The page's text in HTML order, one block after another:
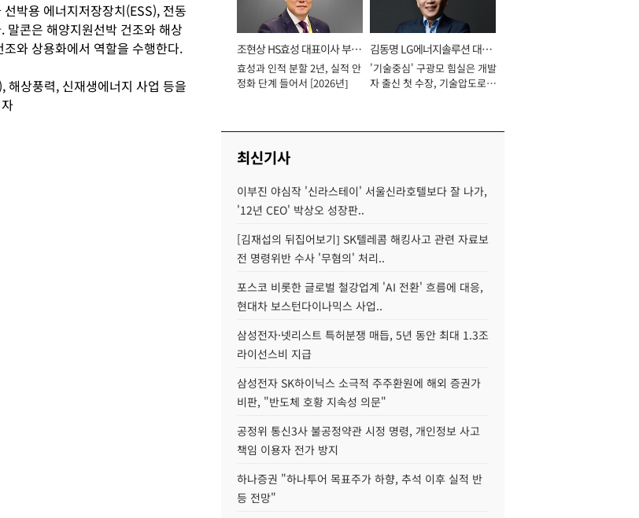
박용 에너지저장장치(ESS), 전동
말콘은 해양지원선박 건조와 해상
조와 상용화에서 역할을 수행한다.
해상풍력, 신재생에너지 사업 등을
조현상 HS효성 대표이사 부회
장
효성과 인적 분할 2년, 실적 안
정화 단계 들어서 [2026년]
김동명 LG에너지솔루션 대표
이사 사장
'기술중심' 구광모 힘실은 개발
자 출신 첫 수장, 기술압도로
최신기사
이부진 야심작 '신라스테이' 서울신라호텔보다 잘 나가,
'12년 CEO' 박상오 성장판..
[김재섭의 뒤집어보기] SK텔레콤 해킹사고 관련 자료보
전 명령위반 수사 '무혐의' 처리..
포스코 비롯한 글로벌 철강업계 'AI 전환' 흐름에 대응,
현대차 보스턴다이나믹스 사업..
삼성전자·넷리스트 특허분쟁 매듭, 5년 동안 최대 1.3조
라이선스비 지급
삼성전자 SK하이닉스 소극적 주주환원에 해외 증권가
비판, "반도체 호황 지속성 의문"
공정위 통신3사 불공정약관 시정 명령, 개인정보 사고
책임 이용자 전가 방지
하나증권 "하나투어 목표주가 하향, 추석 이후 실적 반
등 전망"